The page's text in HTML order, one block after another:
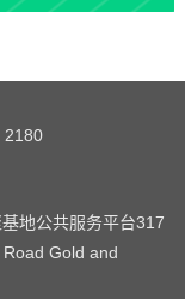
2180
地公共服务平台317
Gold and